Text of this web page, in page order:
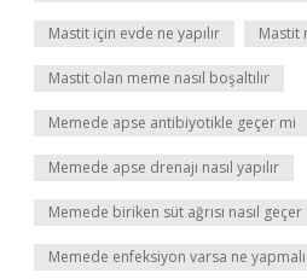
Mastit için evde ne yapılır Mastit
Mastit olan meme nasıl boşaltılır
Memede apse antibiyotikle geçer mi
Memede apse drenajı nasıl yapılır
Memede biriken süt ağrısı nasıl geçer
Memede enfeksiyon varsa ne yapmalı